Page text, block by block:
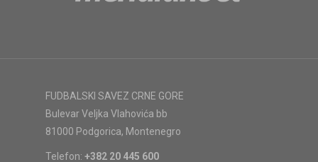
FUDBALSKI SAVEZ CRNE GORE
Bulevar Veljka Vlahovića bb
81000 Podgorica, Montenegro
Telefon: +382 20 445 600